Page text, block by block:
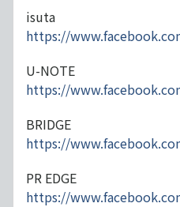
isuta
https://
U-NOTE
https://
BRIDGE
https://
PR EDGE
https://